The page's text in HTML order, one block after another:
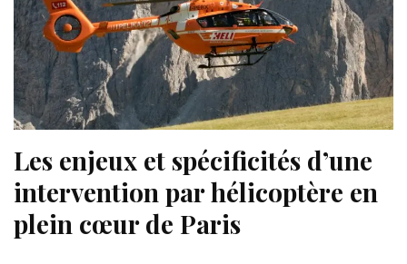
Les enjeux et spécificités d’une
intervention par hélicoptère en
plein cœur de Paris